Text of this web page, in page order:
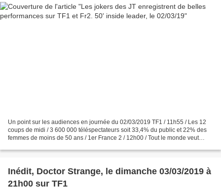
Un point sur les audiences en journée du 02/03/2019 TF1 / 11h55 / Les 12
coups de midi / 3 600 000 téléspectateurs soit 33,4% du public et 22% des
femmes de moins de 50 ans / 1er France 2 / 12h00 / Tout le monde veut
Inédit, Doctor Strange, le dimanche 03/03/2019 à
21h00 sur TF1